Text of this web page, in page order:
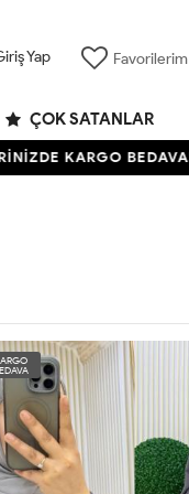
Yap Favorilerim
ÇOK SATANLAR
KARGO BEDAVA!